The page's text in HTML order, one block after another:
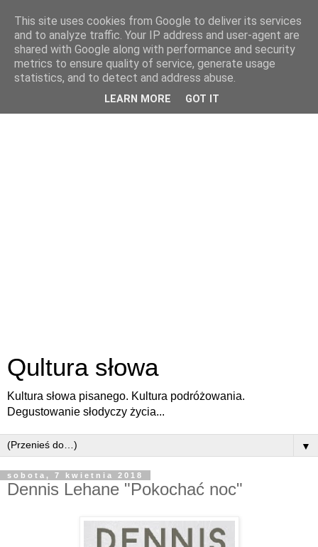
Qultura słowa
Kultura słowa pisanego. Kultura podróżowania.
Degustowanie słodyczy życia...
▼
sobota, 7 kwietnia 2018
Dennis Lehane "Pokochać noc"
This site uses cookies from Google to deliver its services
and to analyze traffic. Your IP address and user-agent are
shared with Google along with performance and security
metrics to ensure quality of service, generate usage
statistics, and to detect and address abuse.
LEARN MORE GOT IT